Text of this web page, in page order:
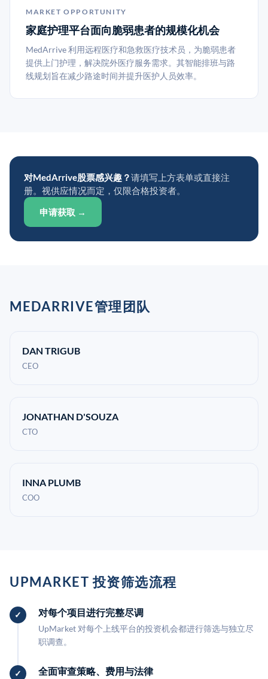
MARKET OPPORTUNITY
家庭护理平台面向脆弱患者的规模化机会
MedArrive 利用远程医疗和急救医疗技术员，为脆弱患者
提供上门护理，解决院外医疗服务需求。其智能排班与路
线规划旨在减少路途时间并提升医护人员效率。
对MedArrive股票感兴趣？请填写上方表单或直接注
册。视供应情况而定，仅限合格投资者。
申请获取 →
MEDARRIVE管理团队
DAN TRIGUB
CEO
JONATHAN D'SOUZA
CTO
INNA PLUMB
COO
UPMARKET 投资筛选流程
对每个项目进行完整尽调
UpMarket 对每个上线平台的投资机会都进行筛选与独立尽
职调查。
全面审查策略、费用与法律